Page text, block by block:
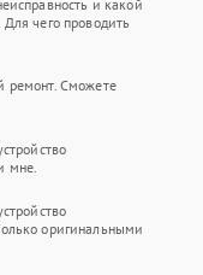
и какой
чего проводить
ремонт. Сможете
мне.
оригинальными